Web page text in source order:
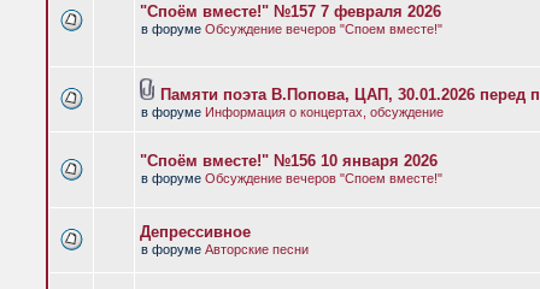
"Споём вместе!" №157 7 февраля 2026
в форуме Обсуждение вечеров "Споем вместе!"
Памяти поэта В.Попова, ЦАП, 30.01.2026 перед
в форуме Информация о концертах, обсуждение
"Споём вместе!" №156 10 января 2026
в форуме Обсуждение вечеров "Споем вместе!"
Депрессивное
в форуме Авторские песни